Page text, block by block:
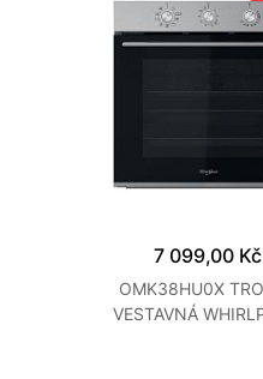
7 099,00 Kč
OMK38HU0X
VESTAVNÁ